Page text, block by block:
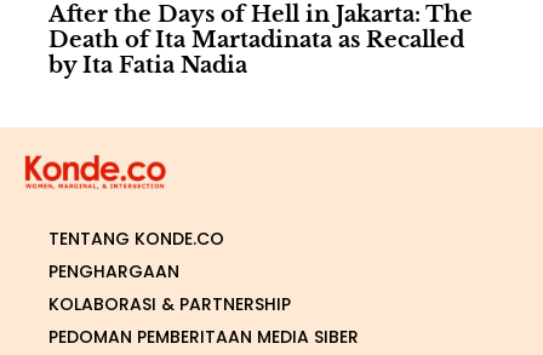
After the Days of Hell in Jakarta: The
Death of Ita Martadinata as Recalled
by Ita Fatia Nadia
TENTANG KONDE.CO
PENGHARGAAN
KOLABORASI & PARTNERSHIP
PEDOMAN PEMBERITAAN MEDIA SIBER